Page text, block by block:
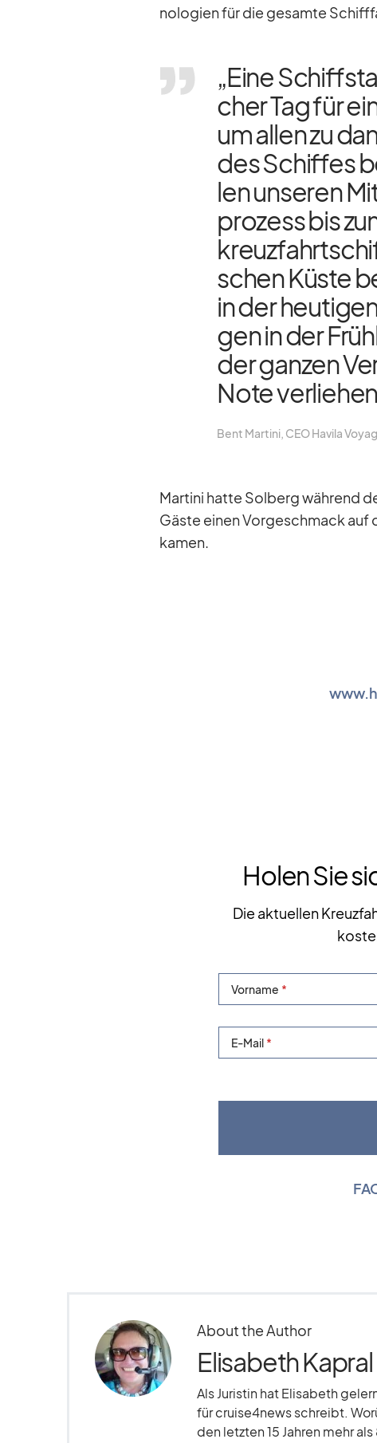
no­lo­gien für die ge­samte
„Eine
cher Tag für
um al­len zu
des Schif­fes
len un­se­ren
pro­zess bis
schen Küste
in der
gen in der
der gan­zen
Note
Bent Mar­tini, CEO Ha­vila
Mar­tini hatte Sol­berg wäh­rend
Gäste ei­nen Vor­ge­schmack
ka­men.
Holen Sie
Die aktuellen
Vorname
E-Mail
About the Author
Elisabeth Kapral
Als Juristin hat Elisabeth
für cruise4news schreibt.
den letzten 15 Jahren mehr